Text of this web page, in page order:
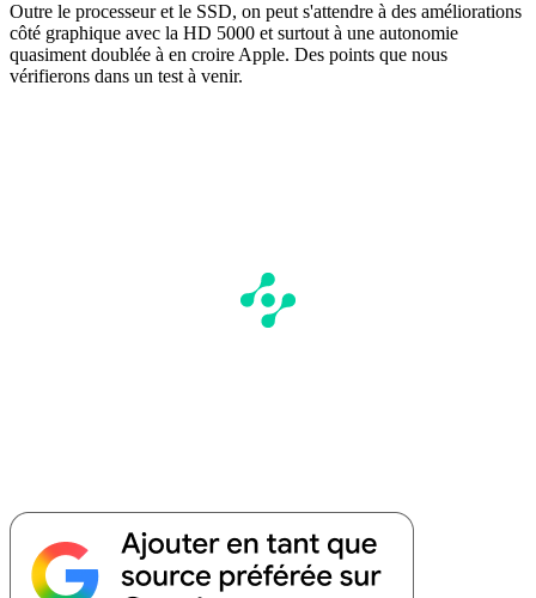
Outre le processeur et le SSD, on peut s'attendre à des améliorations
côté graphique avec la HD 5000 et surtout à une autonomie
quasiment doublée à en croire Apple. Des points que nous
vérifierons dans un test à venir.